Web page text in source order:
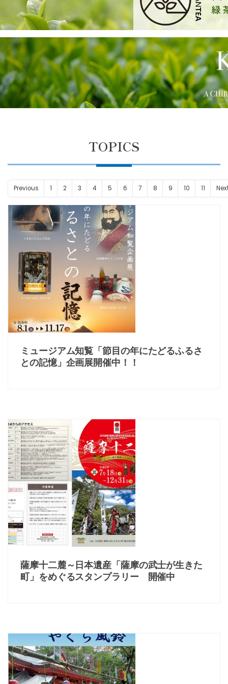
TOPICS
Previous 1 2 3 4 5 6 7 8 9 10 11
ミュージアム知覧「節目の年にたどるふるさ
との記憶」企画展開催中！！
薩摩十二麓～日本遺産「薩摩の武士が生きた
町」をめぐるスタンプラリー 開催中